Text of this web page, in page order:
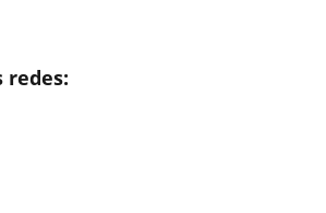
redes: